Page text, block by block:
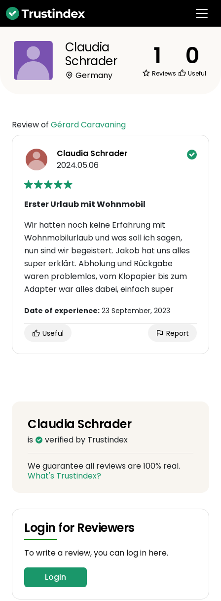
Claudia
Schrader
Germany
1
Reviews
0
Useful
Review of Gérard Caravaning
Claudia Schrader
2024.05.06
Erster Urlaub mit Wohnmobil
Wir hatten noch keine Erfahrung mit
Wohnmobilurlaub und was soll ich sagen,
nun sind wir begeistert. Jakob hat uns alles
super erklärt. Abholung und Rückgabe
waren problemlos, vom Klopapier bis zum
Adapter war alles dabei, einfach super
Date of experience: 23 September, 2023
Useful Report
Claudia Schrader
is verified by Trustindex
We guarantee all reviews are 100% real.
What's Trustindex?
Login for Reviewers
To write a review, you can log in here.
Login